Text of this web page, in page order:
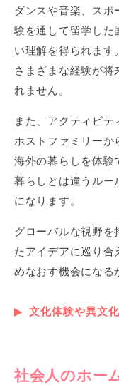
ダンスや音楽、ス
験を通して留学した
い理解を得られます。
さまざまな経験が将
れません。
また、アクティビ
ホストファミリーか
海外の暮らしを体験
暮らしとは違うルー
になります。
グローバルな視野を
たアイデアに巡り合
めなおす機会になる
文化体験や異文
社会人のホー